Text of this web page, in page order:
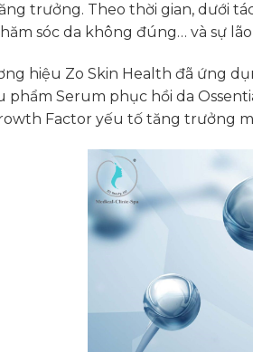
trưởng. Theo thời gian, dưới
sóc da không đúng… và sự
hiệu Zo Skin Health đã ứng
phẩm Serum phục hồi da
Factor yếu tố tăng trưởng